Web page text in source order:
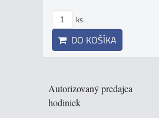
ks
DO KOŠÍKA
Autorizovaný predajca
hodiniek